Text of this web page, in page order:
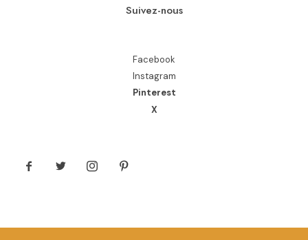
Suivez-nous
Facebook
Instagram
Pinterest
X